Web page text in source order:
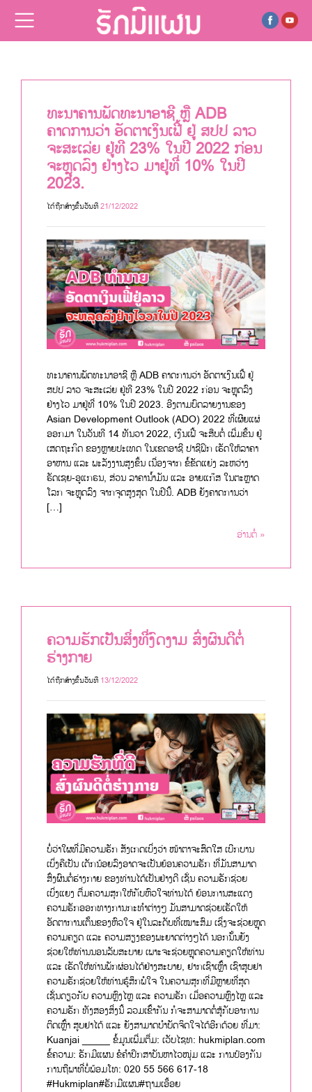
ຂ່າວ
ທະນາຄານພັດທະນາອາຊີ ຫຼື ADB
ຄາດການວ່າ ອັດຕາເງິນເຟີ້ ຢູ່ ສປປ ລາວ
ຈະສະເລ່ຍ ຢູ່ທີ 23% ໃນປີ 2022 ກ່ອນ
ຈະຫຼຸດລົງ ຢ່າງໄວ ມາຢູ່ທີ່ 10% ໃນປີ
2023.
ໄດ້ຖືກສ້າງຂື້ນວັນທີ21/12/2022
ທະນາຄານພັດທະນາອາຊີ ຫຼື ADB ຄາດການວ່າ ອັດຕາເງິນເຟີ້ ຢູ່
ສປປ ລາວ ຈະສະເລ່ຍ ຢູ່ທີ 23% ໃນປີ 2022 ກ່ອນ ຈະຫຼຸດລົງ
ຢ່າງໄວ ມາຢູ່ທີ່ 10% ໃນປີ 2023. ອີງຕາມບົດລາຍງານຂອງ
Asian Development Outlook (ADO) 2022 ທີ່ເຜີຍແຜ່
ອອກມາ ໃນວັນທີ 14 ທັນວາ 2022, ເງິນເຟີ້ ຈະສືບຕໍ່ ເພີ່ມຂຶ້ນ ຢູ່
ເສດຖະກິດ ຂອງຫຼາຍປະເທດ ໃນເຂດອາຊີ ປາຊີຟິກ ເຮັດໃຫ້ລາຄາ
ອາຫານ ແລະ ພະລັງງານສູງຂຶ້ນ ເນື່ອງຈາກ ຂໍ້ຂັດແຍ່ງ ລະຫວ່າງ
ຣັດເຊຍ-ອູແກຣນ, ສ່ວນ ລາຄານໍ້າມັນ ແລະ ອາຍແກ໊ສ ໃນຕະຫຼາດ
ໂລກ ຈະຫຼຸດລົງ ຈາກຈຸດສູງສຸດ ໃນປີນີ້. ADB ຍັງຄາດການວ່າ
[…]
ອ່ານຕໍ່ »
ຄວາມຮັກເປັນສິ່ງທີ່ງົດງາມ ສົ່ງຜົນດີຕໍ່
ຮ່າງກາຍ
ໄດ້ຖືກສ້າງຂື້ນວັນທີ 13/12/2022
ບໍ່ວ່າໃຜທີ່ມີຄວາມຮັກ ສັງເກດເບິ່ງວ່າ ໜ້າຕາຈະສົດໃສ ເບີກບານ
ເບິ່ງຄືເປັນ ເດັກນ້ອຍລົງອາດຈະເປັນຍ້ອນຄວາມຮັກ ທີ່ມັນສາມາດ
ສົ່ງຜົນຕໍ່ຮ່າງກາຍ ຂອງທ່ານໄດ້ເປັນຢ່າງດີ ເຊັ່ນ ຄວາມຮັກຊ່ວຍ
ເບິ່ງແຍງ ຕື່ມຄວາມສຸກໃຫ້ກັບຫົວໃຈທ່ານໄດ້ ຍ້ອນການສະແດງ
ຄວາມຮັກອອກທາງການກະທຳຕ່າງໆ ມັນສາມາດຊ່ວຍເຮັດໃຫ້
ອັດຕາການເຕັ້ນຂອງຫົວໃຈ ຢູ່ໃນລະດັບທີ່ເໝາະສົມ ເຊິ່ງຈະຊ່ວຍຫຼຸດ
ຄວາມຄຽດ ແລະ ຄວາມສຽງຂອງພະຍາດຕ່າງໆໄດ້ ນອກນັ້ນຍັງ
ຊ່ວຍໃຫ້ທ່ານນອນລັບສະບາຍ ເພາະຈະຊ່ວຍຫຼຸດຄວາມຄຽດໃຫ້ທ່ານ
ແລະ ເຮັດໃຫ້ທ່ານພັກຜ່ອນໄດ້ຢ່າງສະບາຍ, ຢາກເຊົາເຫຼົ້າ ເຊົາສູບຢາ
ຄວາມຮັກຊ່ວຍໃຫ້ທ່ານຮູ້ສຶກພໍໃຈ ໃນຄວາມສຸກທີ່ມີຫຼາຍທີ່ສຸດ
ເຊັ່ນດຽວກັບ ຄວາມຫຼົງໄຫຼ ແລະ ຄວາມຮັກ ເມື່ອຄວາມຫຼົງໄຫຼ ແລະ
ຄວາມຮັກ ທັງສອງສິ່ງນີ້ ລວມເຂົ້າກັນ ກໍຈະສາມາດຕໍ່ສູ້ກັບອາການ
ຕິດເຫຼົ້າ ສູບຢາໄດ້ ແລະ ຍັງສາມາດບໍາບັດຈິດໃຈໄດ້ອີກດ້ວຍ ທີ່ມາ:
Kuanjai _____ ຂໍ້ມູນເພີ່ມຕື່ມ: ເວັບໄຊທ: hukmiplan.com
ຂໍ້ຄວາມ: ຮັກມີແຜນ ຂໍຄຳປຶກສາບັນຫາໄວໜຸ່ມ ແລະ ການປ້ອງກັນ
ການຖືພາທີ່ບໍ່ພ້ອມໂທ: 020 55 566 617-18
#Hukmiplan#ຮັກມີແຜນ#ຖາມເອື້ອຍ